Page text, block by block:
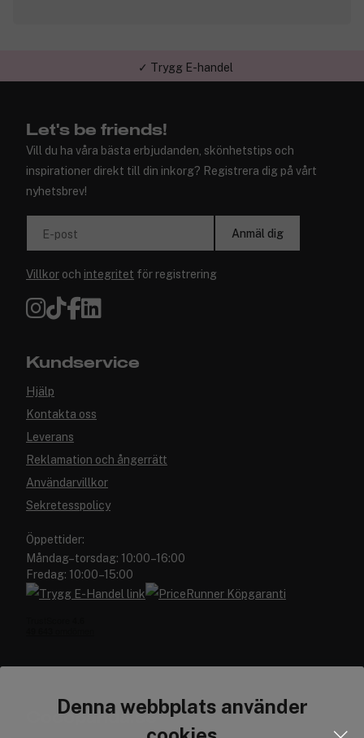
Denna webbplats använder
✓ Trygg E-handel
Let's be friends!
Vill du ha våra bästa erbjudanden, skönhetstips och
inspirationer direkt till din inkorg? Registrera dig på vårt
nyhetsbrev!
E-post Anmäl dig
Villkor och integritet för registrering
Kundservice
Hjälp
Kontakta oss
Leverans
Reklamation och ångerrätt
Användarvillkor
Sekretesspolicy
Öppettider:
Måndag–torsdag: 10:00–16:00
Fredag: 10:00–15:00
Cocopanda.se